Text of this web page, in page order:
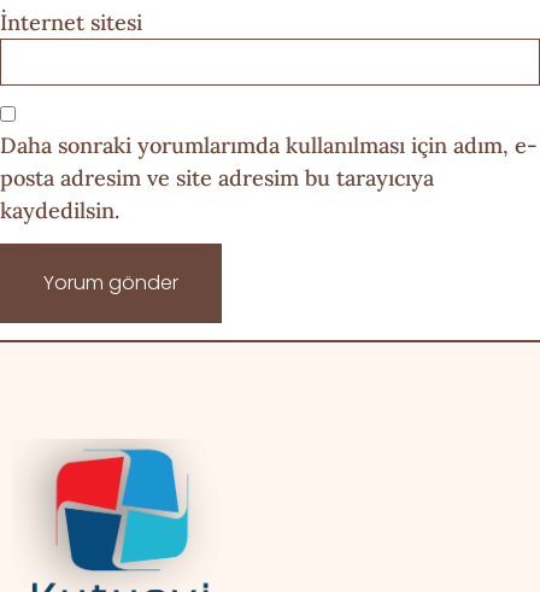
İnternet sitesi
Daha sonraki yorumlarımda kullanılması için adım, e-
posta adresim ve site adresim bu tarayıcıya
kaydedilsin.